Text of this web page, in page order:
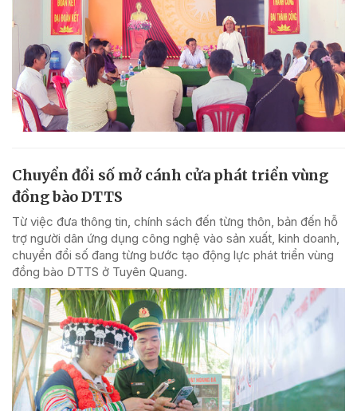
Chuyển đổi số mở cánh cửa phát triển vùng
đồng bào DTTS
Từ việc đưa thông tin, chính sách đến từng thôn, bản đến hỗ
trợ người dân ứng dụng công nghệ vào sản xuất, kinh doanh,
chuyển đổi số đang từng bước tạo động lực phát triển vùng
đồng bào DTTS ở Tuyên Quang.